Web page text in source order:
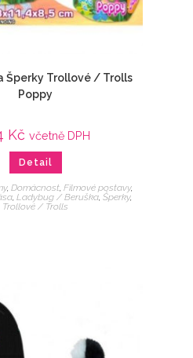
Šperky Trollové / Trolls
Poppy
Kč včetně DPH
Detail
, Domácnost, Filmové postavy,
,Ladybug / Beruška,Šperky,
Trollové / Trolls